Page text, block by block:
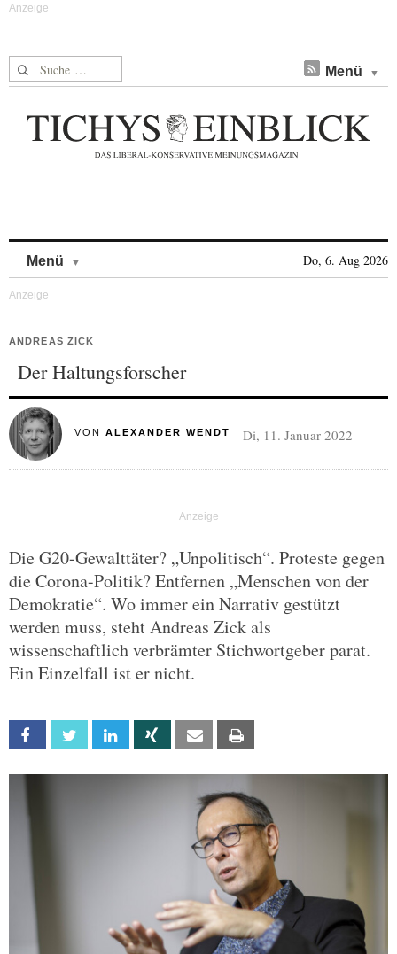
Suche nach: Menü
Menü Do, 6. Aug 2026
ANDREAS ZICK
Der Haltungsforscher
VON ALEXANDER WENDT Di, 11. Januar 2022
Die G20-Gewalttäter? „Unpolitisch“. Proteste gegen
die Corona-Politik? Entfernen „Menschen von der
Demokratie“. Wo immer ein Narrativ gestützt
werden muss, steht Andreas Zick als
wissenschaftlich verbrämter Stichwortgeber parat.
Ein Einzelfall ist er nicht.
Facebook Twitter Linkedin Xing Email